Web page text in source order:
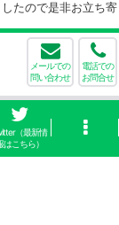
ので是非お立ち寄
メールでの
問い合わせ
電話での
お問合せ
（最新情
はこちら）